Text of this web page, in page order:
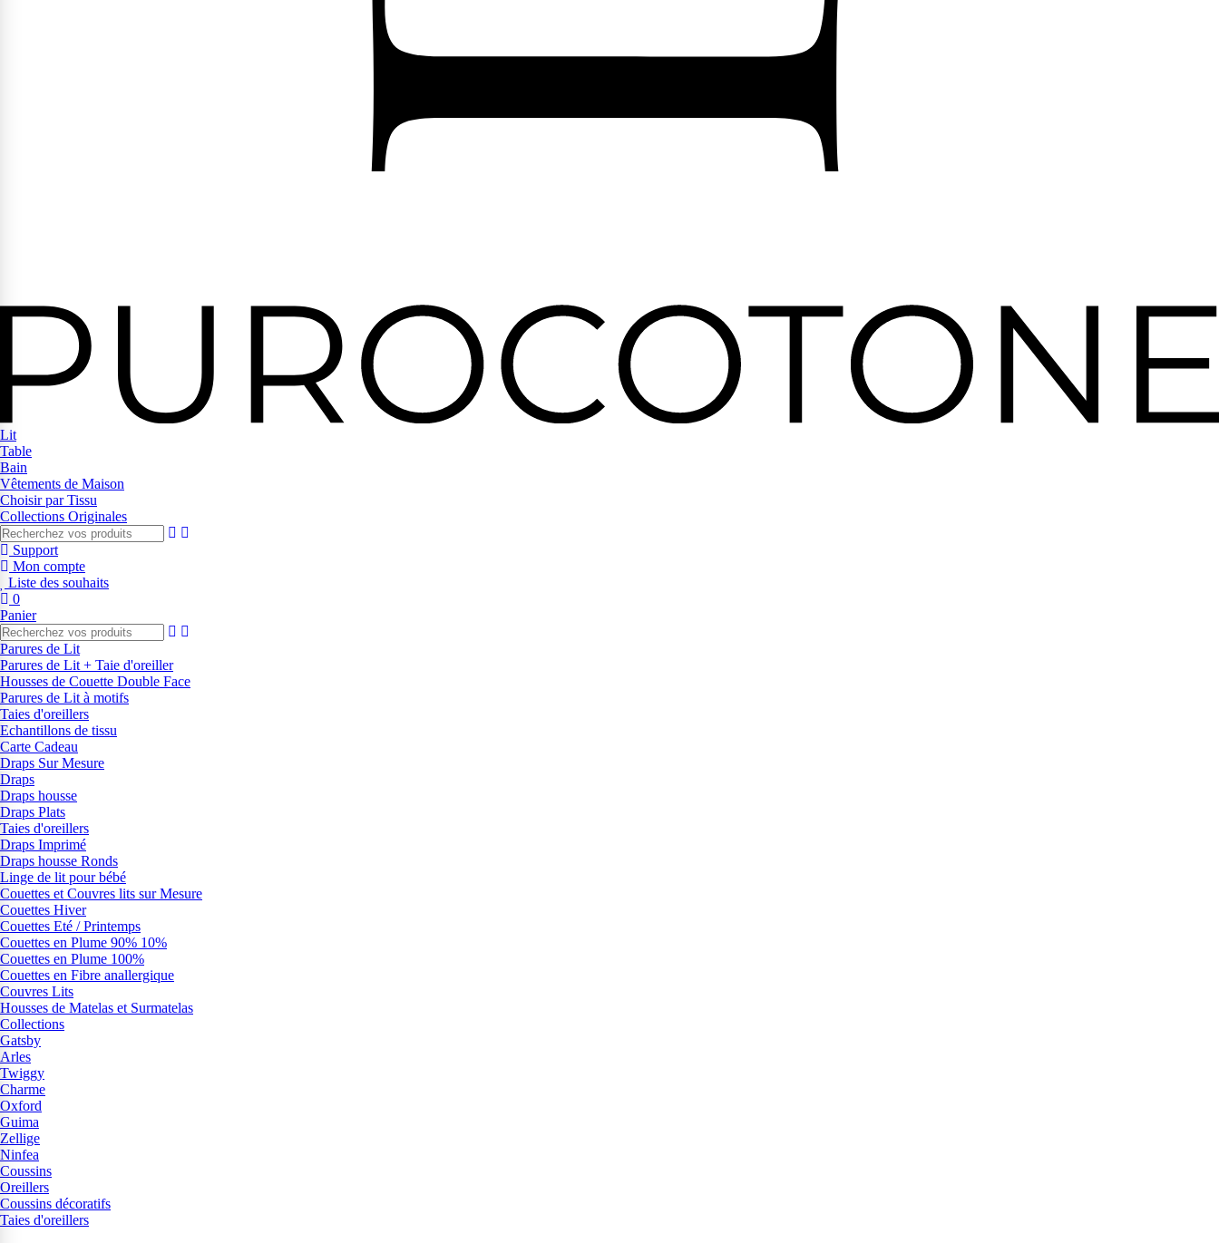
Lit
Table
Bain
Vêtements de Maison
Choisir par Tissu
Collections Originales
Support
Mon compte
Liste des souhaits
0
Panier
Parures de Lit
Parures de Lit + Taie d'oreiller
Housses de Couette Double Face
Parures de Lit à motifs
Taies d'oreillers
Echantillons de tissu
Carte Cadeau
Draps Sur Mesure
Draps
Draps housse
Draps Plats
Taies d'oreillers
Draps Imprimé
Draps housse Ronds
Linge de lit pour bébé
Couettes et Couvres lits sur Mesure
Couettes Hiver
Couettes Eté / Printemps
Couettes en Plume 90% 10%
Couettes en Plume 100%
Couettes en Fibre anallergique
Couvres Lits
Housses de Matelas et Surmatelas
Collections
Gatsby
Arles
Twiggy
Charme
Oxford
Guima
Zellige
Ninfea
Coussins
Oreillers
Coussins décoratifs
Taies d'oreillers